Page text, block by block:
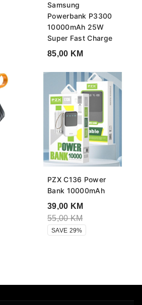
Samsung
Powerbank P3300
10000mAh 25W
Super Fast Charge
85,00 KM
PZX C136 Power
Bank 10000mAh
39,00 KM
55,00KM
SAVE 29%